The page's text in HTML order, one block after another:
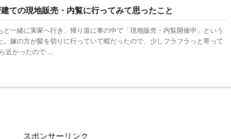
ての現地販売・内覧に行ってみて思ったこと
と一緒に実家へ行き、帰り道に車の中で「現地販売・内覧開催中」という
。嫁の方が髪を切りに行っていて暇だったので、少しフラフラっと寄って
近かったので ...
スポンサーリンク